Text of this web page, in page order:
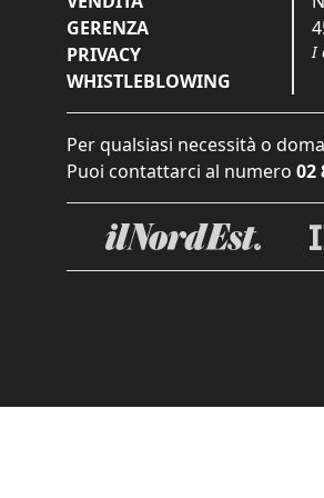
GERENZA
PRIVACY
WHISTLEBLOWING
I
Per qualsiasi necessità o
Puoi contattarci al numero 02